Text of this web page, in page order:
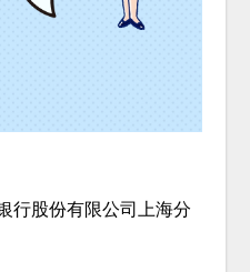
行股份有限公司上海分